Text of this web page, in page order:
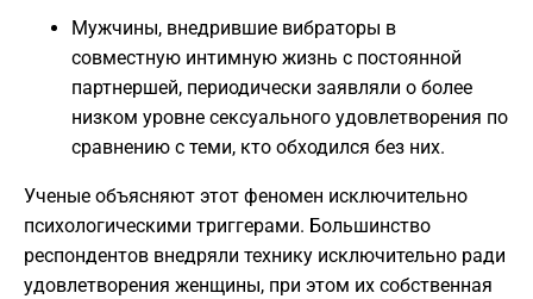
Мужчины, внедрившие вибраторы в
совместную интимную жизнь с постоянной
партнершей, периодически заявляли о более
низком уровне сексуального удовлетворения по
сравнению с теми, кто обходился без них.
Ученые объясняют этот феномен исключительно
психологическими триггерами. Большинство
респондентов внедряли технику исключительно ради
удовлетворения женщины, при этом их собственная